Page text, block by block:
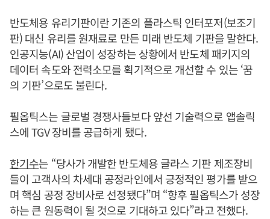
반도체용 유리기판이란 기존의 플라스틱 인터포저(보조기
판) 대신 유리를 원재료로 만든 미래 반도체 기판을 말한다.
인공지능(AI) 산업이 성장하는 상황에서 반도체 패키지의
데이터 속도와 전력소모를 획기적으로 개선할 수 있는 ‘꿈
의 기판’으로도 불린다.
필옵틱스는 글로벌 경쟁사들보다 앞선 기술력으로 앱솔릭
스에 TGV 장비를 공급하게 됐다.
한기수는 “당사가 개발한 반도체용 글라스 기판 제조장비
들이 고객사의 차세대 공정라인에서 긍정적인 평가를 받으
며 핵심 공정 장비사로 선정됐다”며 “향후 필옵틱스가 성장
하는 큰 원동력이 될 것으로 기대하고 있다”라고 전했다.